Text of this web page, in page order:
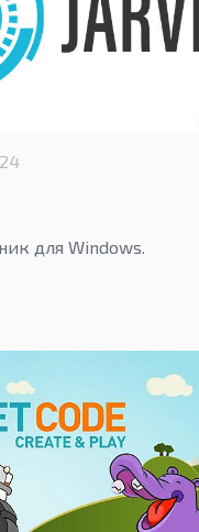
для Windows.